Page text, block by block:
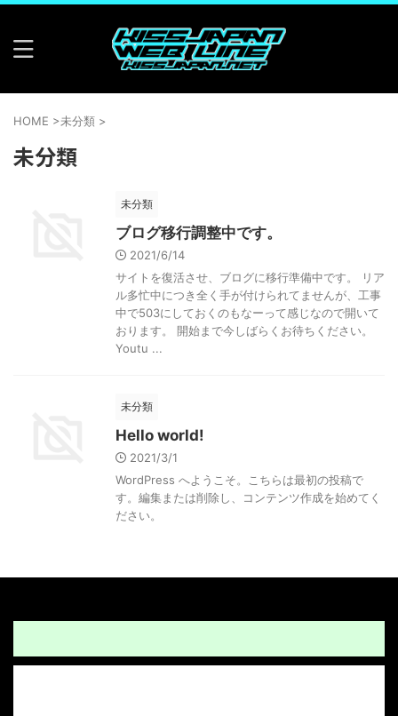
HOME >未分類 >
未分類
未分類
ブログ移行調整中です。
2021/6/14
サイトを復活させ、ブログに移行準備中です。 リア
ル多忙中につき全く手が付けられてませんが、工事
中で503にしておくのもなーって感じなので開いて
おります。 開始まで今しばらくお待ちください。
Youtu ...
未分類
Hello world!
2021/3/1
WordPress へようこそ。こちらは最初の投稿で
す。編集または削除し、コンテンツ作成を始めてく
ださい。